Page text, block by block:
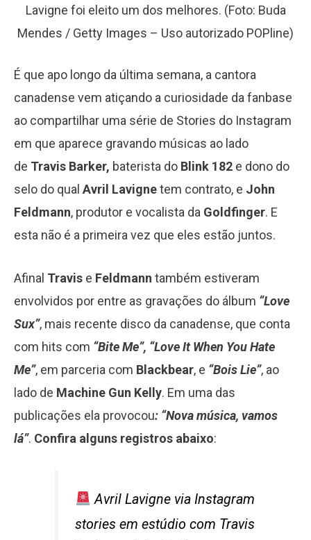
Lavigne foi eleito um dos melhores. (Foto: Buda
Mendes / Getty Images – Uso autorizado POPline)
É que apo longo da última semana, a cantora
canadense vem atiçando a curiosidade da fanbase
ao compartilhar uma série de Stories do Instagram
em que aparece gravando músicas ao lado
de Travis Barker, baterista do Blink 182 e dono do
selo do qual Avril Lavignetem contrato, e John
Feldmann, produtor e vocalista da Goldfinger. E
esta não é a primeira vez que eles estão juntos.
Afinal Travis e Feldmann também estiveram
envolvidos por entre as gravações do álbum “Love
Sux”, mais recente disco da canadense, que conta
com hits com “Bite Me”, “Love It When You Hate
Me”, em parceria com Blackbear, e “Bois Lie”, ao
lado de Machine Gun Kelly. Em uma das
publicações ela provocou: “Nova música, vamos
lá”. Confira alguns registros abaixo:
Avril Lavigne via Instagram
stories em estúdio com Travis